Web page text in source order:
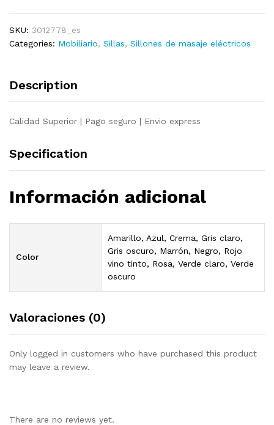
SKU: 3012778_es
Categories: Mobiliario, Sillas, Sillones de masaje eléctricos
Description
Calidad Superior | Pago seguro | Envio express
Specification
Información adicional
Color
Amarillo, Azul, Crema, Gris claro,
Gris oscuro, Marrón, Negro, Rojo
vino tinto, Rosa, Verde claro, Verde
oscuro
Valoraciones (0)
Only logged in customers who have purchased this product
may leave a review.
There are no reviews yet.